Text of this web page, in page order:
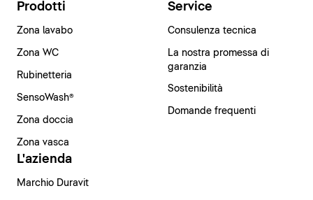
Prodotti
Zona lavabo
Zona WC
Rubinetteria
SensoWash®
Zona doccia
Zona vasca
Service
Consulenza tecnica
La nostra promessa di
garanzia
Sostenibilità
Domande frequenti
L'azienda
Marchio Duravit